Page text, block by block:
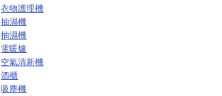
衣物護理機
抽濕機
抽濕機
電暖爐
空氣清新機
酒櫃
吸塵機